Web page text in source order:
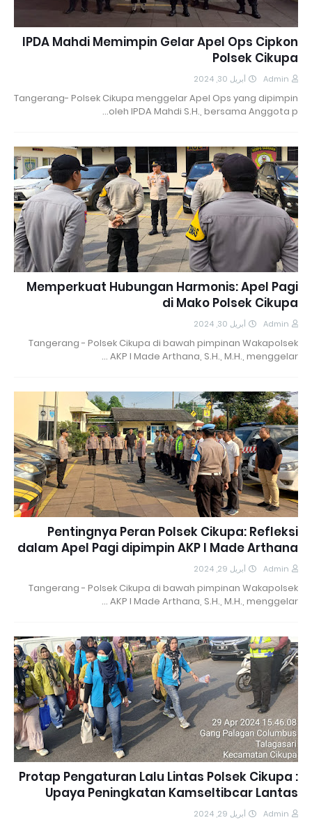
IPDA Mahdi Memimpin Gelar Apel Ops Cipkon
Polsek Cikupa
Admin أبريل 30, 2024
Tangerang- Polsek Cikupa menggelar Apel Ops yang dipimpin
oleh IPDA Mahdi S.H., bersama Anggota p…
Memperkuat Hubungan Harmonis: Apel Pagi
di Mako Polsek Cikupa
Admin أبريل 30, 2024
Tangerang - Polsek Cikupa di bawah pimpinan Wakapolsek
AKP I Made Arthana, S.H., M.H., menggelar …
Pentingnya Peran Polsek Cikupa: Refleksi
dalam Apel Pagi dipimpin AKP I Made Arthana
Admin أبريل 29, 2024
Tangerang - Polsek Cikupa di bawah pimpinan Wakapolsek
AKP I Made Arthana, S.H., M.H., menggelar …
Protap Pengaturan Lalu Lintas Polsek Cikupa :
Upaya Peningkatan Kamseltibcar Lantas
Admin أبريل 29, 2024